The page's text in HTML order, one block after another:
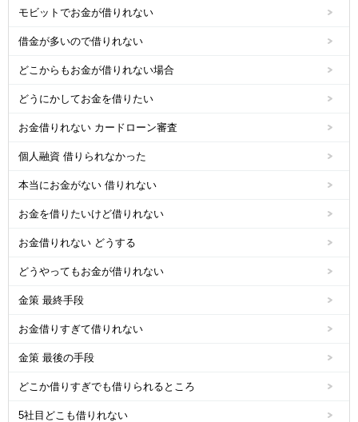
モビットでお金が借りれない
借金が多いので借りれない
どこからもお金が借りれない場合
どうにかしてお金を借りたい
お金借りれない カードローン審査
個人融資 借りられなかった
本当にお金がない 借りれない
お金を借りたいけど借りれない
お金借りれない どうする
どうやってもお金が借りれない
金策 最終手段
お金借りすぎて借りれない
金策 最後の手段
どこか借りすぎでも借りられるところ
5社目どこも借りれない